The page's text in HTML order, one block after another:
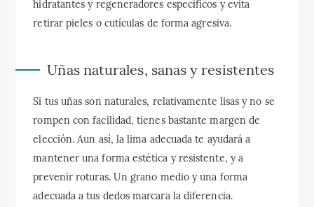
hidratantes y regeneradores específicos y evita
retirar pieles o cutículas de forma agresiva.
Uñas naturales, sanas y resistentes
Si tus uñas son naturales, relativamente lisas y no se
rompen con facilidad, tienes bastante margen de
elección. Aun así, la lima adecuada te ayudará a
mantener una forma estética y resistente, y a
prevenir roturas. Un grano medio y una forma
adecuada a tus dedos marcara la diferencia.